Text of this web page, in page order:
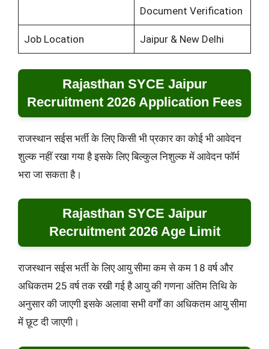
Document Verification
Job Location Jaipur & New Delhi
Rajasthan SYCE Jaipur
Recruitment 2026 Application Fees
राजस्थान सईस भर्ती के लिए किसी भी प्रकार का कोई भी आवेदन
शुल्क नहीं रखा गया है इसके लिए बिल्कुल निशुल्क में आवेदन फॉर्म
भरा जा सकता है।
Rajasthan SYCE Jaipur
Recruitment 2026 Age Limit
राजस्थान सईस भर्ती के लिए आयु सीमा कम से कम 18 वर्ष और
अधिकतम 25 वर्ष तक रखी गई है आयु की गणना अंतिम तिथि के
अनुसार की जाएगी इसके अलावा सभी वर्गों का अधिकतम आयु सीमा
में छूट दी जाएगी।